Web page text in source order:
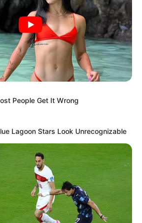
is felköszöntötte
Hannaróza négyéves lett. Egy
árulta el, hogy nehéz hetük
is került a kislány. Szerencsére
várta, hogy az apukájával
People Get It Wrong
Lagoon Stars Look Unrecognizable